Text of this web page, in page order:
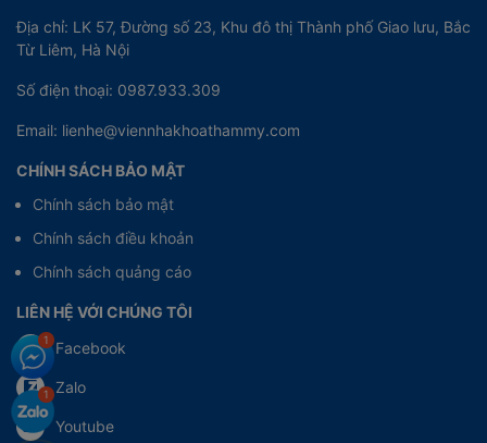
Địa chỉ: LK 57, Đường số 23, Khu đô thị Thành phố Giao lưu, Bắc
Từ Liêm, Hà Nội
Số điện thoại: 0987.933.309
Email: lienhe@viennhakhoathammy.com
CHÍNH SÁCH BẢO MẬT
Chính sách bảo mật
Chính sách điều khoản
Chính sách quảng cáo
LIÊN HỆ VỚI CHÚNG TÔI
Facebook
Zalo
Youtube